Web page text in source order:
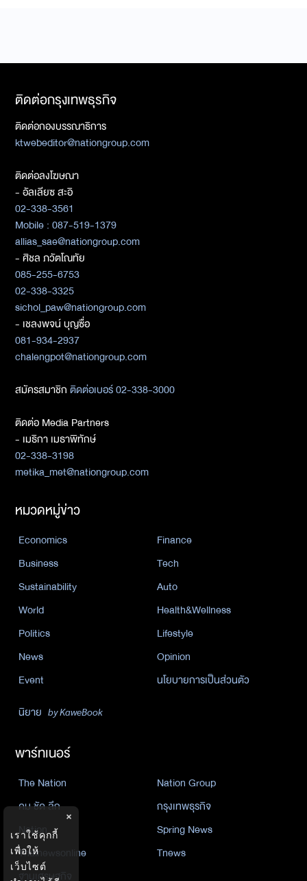
ติดต่อกรุงเทพธุรกิจ
ติดต่อกองบรรณาธิการ
ktwebeditor@nationgroup.com
ติดต่อลงโฆษณา
- อัลเลียซ สะอิ
02-338-3561
Mobile : 087-519-1379
allias_sae@nationgroup.com
- ศิชล ภวัตโณทัย
085-255-6753
02-338-3325
sichol_paw@nationgroup.com
- เชลงพจน์ บุญซื่อ
081-934-2937
chalengpot@nationgroup.com
สมัครสมาชิกติดต่อเบอร์ 02-338-3000
ติดต่อ Media Partners
- เมธิกา เมธาพิทักษ์
02-338-3198
metika_met@nationgroup.com
หมวดหมู่ข่าว
Economics
Finance
Business
Tech
Sustainability
Auto
World
Health&Wellness
Politics
Lifestyle
News
Opinion
Event
นโยบายการเป็นส่วนตัว
นิยาย by KaweBook
พาร์ทเนอร์
The Nation
Nation Group
คม ชัด ลึก
กรุงเทพธุรกิจ
Nation
Spring News
Thainewsonline
Tnews
ฐานเศรษฐกิจ
×
เราใช้คุกกี้
เพื่อให้
เว็บไซต์